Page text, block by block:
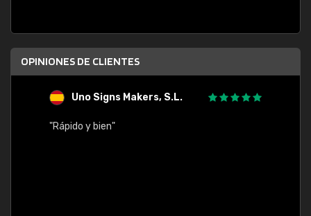
OPINIONES DE CLIENTES
Uno Signs Makers, S.L.
"Rápido y bien"